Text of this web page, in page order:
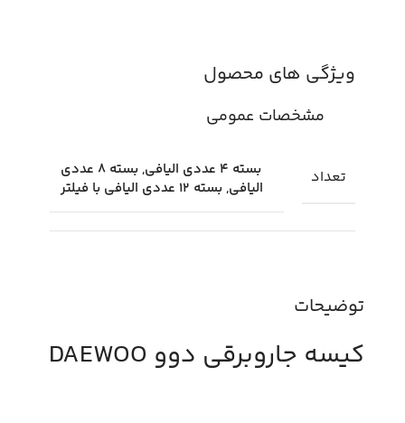
توضیحات
کیسه جاروبرقی دوو DAEWOO
ویژگی های محصول
مشخصات عمومی
تعداد
بسته 4 عددی الیافی, بسته 8 عددی
الیافی, بسته 12 عددی الیافی با فیلتر